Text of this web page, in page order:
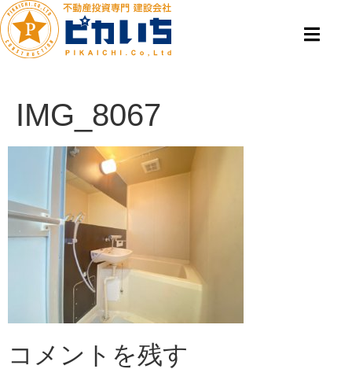
IMG_8067
コメントを残す